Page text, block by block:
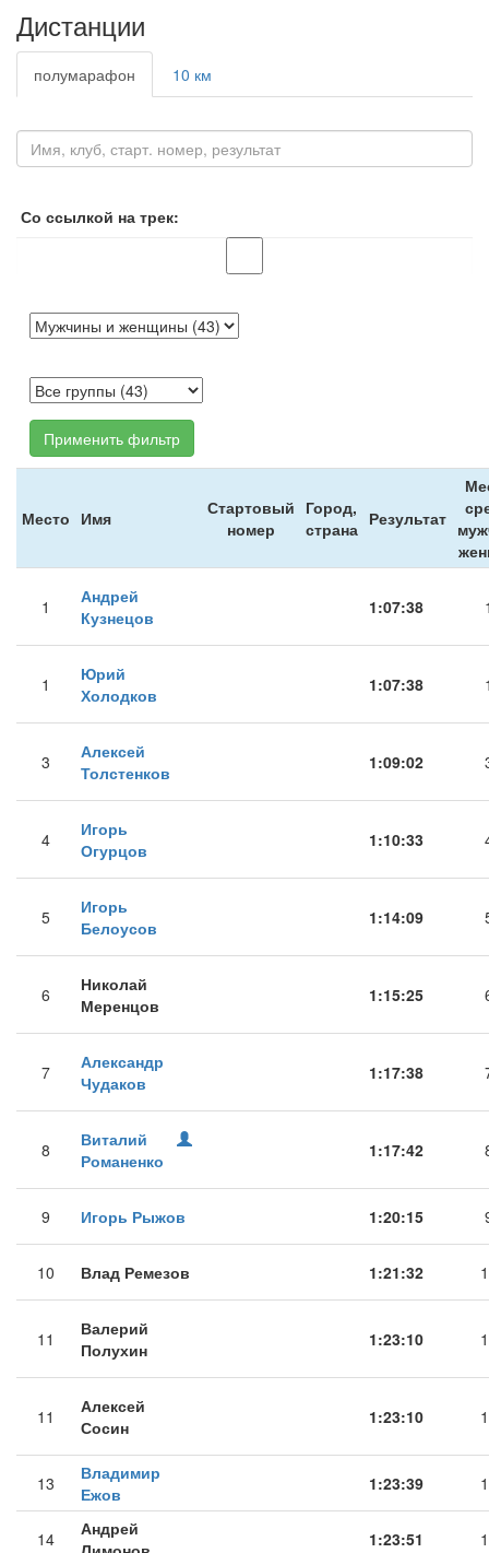
Дистанции
полумарафон 10 км
Со ссылкой на трек:
Применить фильтр
Место Имя
Стартовый
номер
Город,
страна Результат
1
Андрей
Кузнецов
1:07:38
1
Юрий
Холодков
1:07:38
3
Алексей
Толстенков
1:09:02
4
Игорь
Огурцов
1:10:33
5
Игорь
Белоусов
1:14:09
6
Николай
Меренцов
1:15:25
7
Александр
Чудаков
1:17:38
8
Виталий
Романенко
1:17:42
9 Игорь Рыжов 1:20:15
10 Влад Ремезов 1:21:32
11
Валерий
Полухин
1:23:10
11
Алексей
Сосин
1:23:10
13
Владимир
Ежов
1:23:39
14
Андрей
1:23:51